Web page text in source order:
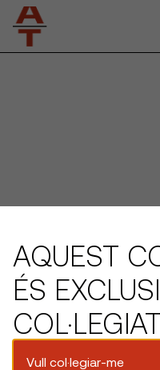
AQUEST
ÉS
Vull col·legiar-me